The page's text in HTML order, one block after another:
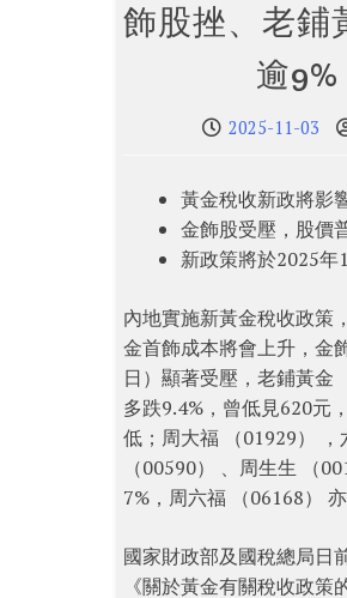
飾股挫、老鋪
逾9%
2025-11-03
黃金稅收新政將影
金飾股受壓，股價
新政策將於2025年
內地實施新黃金稅收政策
金首飾成本將會上升，金
日）顯著受壓，老鋪黃金
多跌9.4%，曾低見620元
低；周大福 （01929） ，
（00590） 、周生生 （
7%，周六福 （06168） 亦
國家財政部及國稅總局日
《關於黃金有關稅收政策